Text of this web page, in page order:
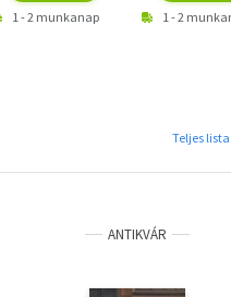
1 - 2 munkanap 1 - 2
Teljes lista
ANTIKVÁR